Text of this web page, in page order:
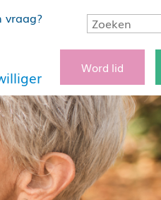
vraag?
Word lid